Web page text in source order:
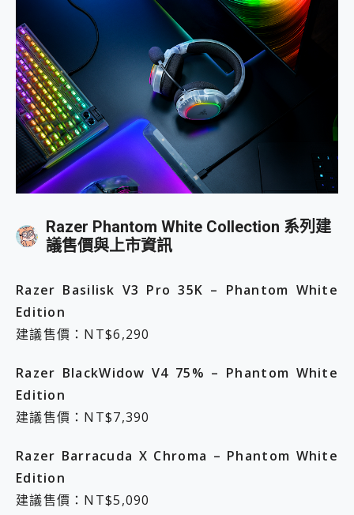
Razer Phantom White Collection 系列建
議售價與上市資訊
Razer Basilisk V3 Pro 35K – Phantom White
Edition
建議售價：NT$6,290
Razer BlackWidow V4 75% – Phantom White
Edition
建議售價：NT$7,390
Razer Barracuda X Chroma – Phantom White
Edition
建議售價：NT$5,090